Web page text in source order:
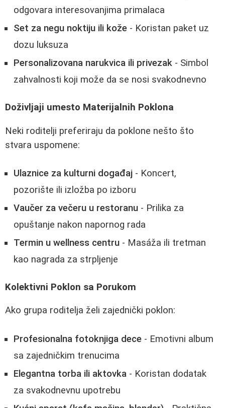
odgovara interesovanjima primalaca
Set za negu noktiju ili kože - Koristan paket uz
dozu luksuza
Personalizovana narukvica ili privezak - Simbol
zahvalnosti koji može da se nosi svakodnevno
Doživljaji umesto Materijalnih Poklona
Neki roditelji preferiraju da poklone nešto što
stvara uspomene:
Ulaznice za kulturni događaj - Koncert,
pozorište ili izložba po izboru
Vaučer za večeru u restoranu - Prilika za
opuštanje nakon napornog rada
Termin u wellness centru - Masáža ili tretman
kao nagrada za strpljenje
Kolektivni Poklon sa Porukom
Ako grupa roditelja želi zajednički poklon:
Profesionalna fotoknjiga dece - Emotivni album
sa zajedničkim trenucima
Elegantna torba ili aktovka - Koristan dodatak
za svakodnevnu upotrebu